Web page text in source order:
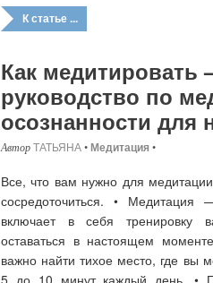
К статье ...
Как медитировать
руководство по
осознанности для
ТАТЬЯНА•Медитация •
Все, что вам нужно для
сосредоточиться. • Медитация
включает в себя тренировку
оставаться в настоящем
важно найти тихое место, где вы
5 до 10 минут каждый день. •